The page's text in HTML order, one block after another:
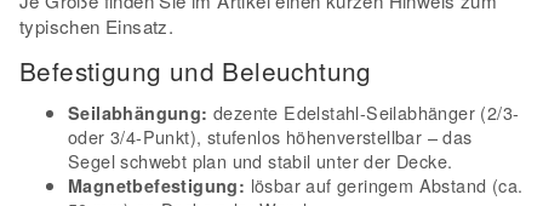
typischen Einsatz.
Befestigung und Beleuchtung
Seilabhängung: dezente Edelstahl-Seilabhänger (2/3-
oder 3/4-Punkt), stufenlos höhenverstellbar – das
Segel schwebt plan und stabil unter der Decke.
Magnetbefestigung: lösbar auf geringem Abstand (ca.